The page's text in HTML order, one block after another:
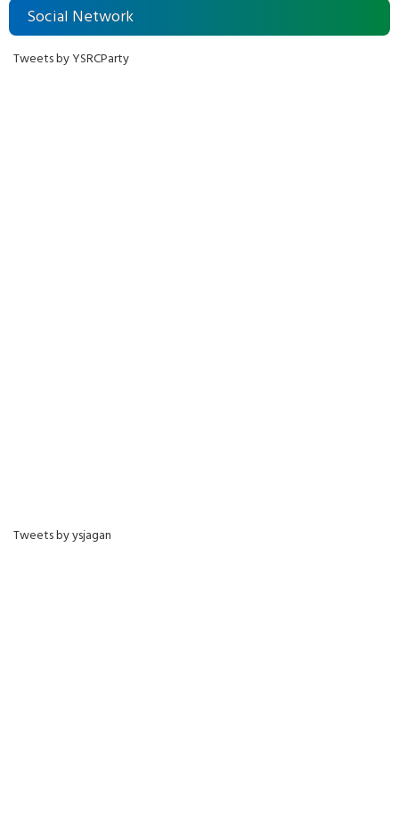
Social Network
Tweets by YSRCParty
Tweets by ysjagan